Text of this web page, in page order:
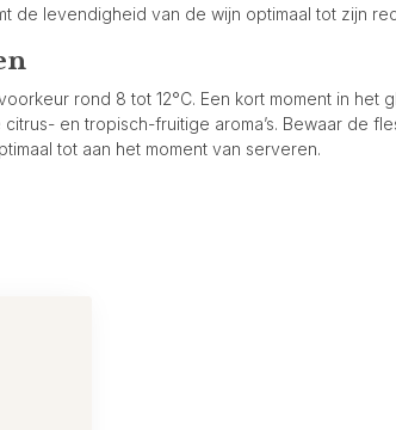
de levendigheid van de wijn optimaal tot zijn
rond 8 tot 12°C. Een kort moment in het
en tropisch-fruitige aroma’s. Bewaar de
tot aan het moment van serveren.